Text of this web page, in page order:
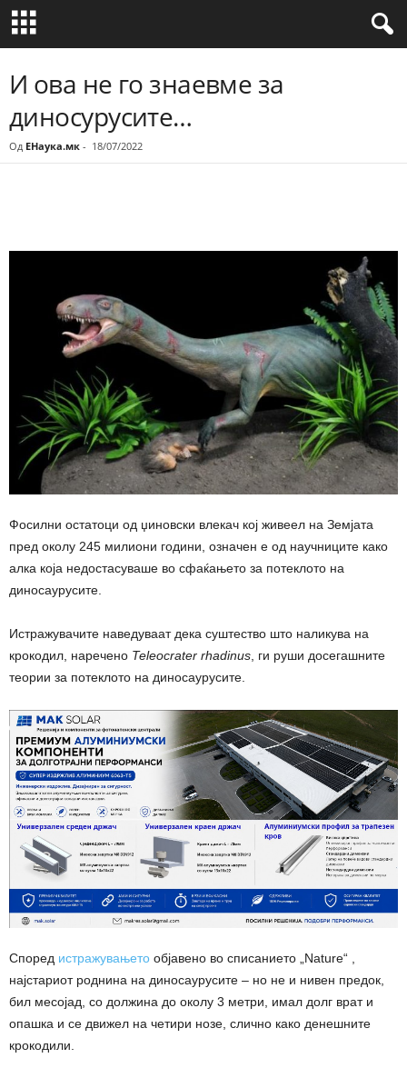
И ова не го знаевме за
диносурусите…
Од ЕНаука.мк - 18/07/2022
Фосилни остатоци од џиновски влекач кој живеел на Земјата
пред околу 245 милиони години, означен е од научниците како
алка која недостасуваше во сфаќањето за потеклото на
диносаурусите.
Истражувачите наведуваат дека суштество што наликува на
крокодил, наречено Teleocrater rhadinus , ги руши досегашните
теории за потеклото на диносаурусите.
Според истражувањето објавено во списанието „Nature“ ,
најстариот роднина на диносаурусите – но не и нивен предок,
бил месојад, со должина до околу 3 метри, имал долг врат и
опашка и се движел на четири нозе, слично како денешните
крокодили.